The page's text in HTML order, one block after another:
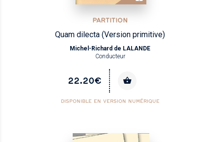
PARTITION
Quam dilecta (Version primitive)
Michel-Richard de LALANDE
Conducteur
22.20€
DISPONIBLE EN VERSION NUMÉRIQUE